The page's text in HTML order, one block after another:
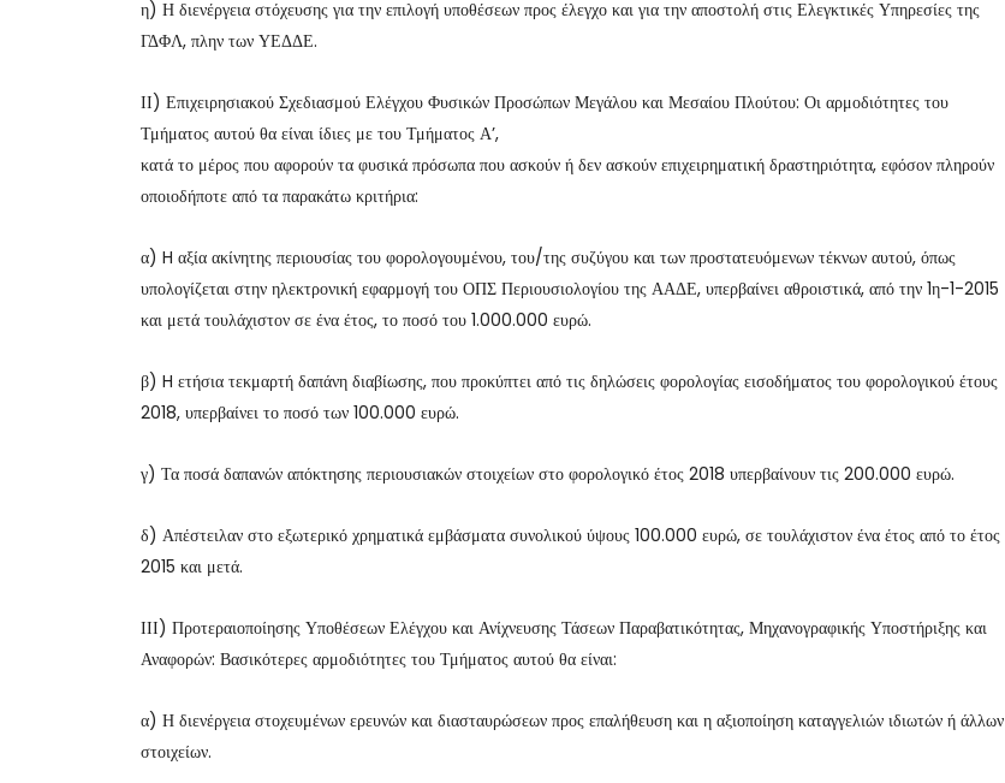
η) Η διενέργεια στόχευσης για την επιλογή υποθέσεων προς έλεγχο και για την αποστολή στις Ελεγκτικές Υπηρεσίες της
ΓΔΦΛ, πλην των ΥΕΔΔΕ.
ΙΙ) Επιχειρησιακού Σχεδιασμού Ελέγχου Φυσικών Προσώπων Μεγάλου και Μεσαίου Πλούτου: Οι αρμοδιότητες του
Τμήματος αυτού θα είναι ίδιες με του Τμήματος Α’,
κατά το μέρος που αφορούν τα φυσικά πρόσωπα που ασκούν ή δεν ασκούν επιχειρηματική δραστηριότητα, εφόσον πληρούν
οποιοδήποτε από τα παρακάτω κριτήρια:
α) H αξία ακίνητης περιουσίας του φορολογουμένου, του/της συζύγου και των προστατευόμενων τέκνων αυτού, όπως
υπολογίζεται στην ηλεκτρονική εφαρμογή του ΟΠΣ Περιουσιολογίου της ΑΑΔΕ, υπερβαίνει αθροιστικά, από την 1η-1-2015
και μετά τουλάχιστον σε ένα έτος, το ποσό του 1.000.000 ευρώ.
β) H ετήσια τεκμαρτή δαπάνη διαβίωσης, που προκύπτει από τις δηλώσεις φορολογίας εισοδήματος του φορολογικού έτους
2018, υπερβαίνει το ποσό των 100.000 ευρώ.
γ) Τα ποσά δαπανών απόκτησης περιουσιακών στοιχείων στο φορολογικό έτος 2018 υπερβαίνουν τις 200.000 ευρώ.
δ) Απέστειλαν στο εξωτερικό χρηματικά εμβάσματα συνολικού ύψους 100.000 ευρώ, σε τουλάχιστον ένα έτος από το έτος
2015 και μετά.
ΙΙΙ) Προτεραιοποίησης Υποθέσεων Ελέγχου και Ανίχνευσης Τάσεων Παραβατικότητας, Μηχανογραφικής Υποστήριξης και
Αναφορών: Βασικότερες αρμοδιότητες του Τμήματος αυτού θα είναι:
α) Η διενέργεια στοχευμένων ερευνών και διασταυρώσεων προς επαλήθευση και η αξιοποίηση καταγγελιών ιδιωτών ή άλλων
στοιχείων.